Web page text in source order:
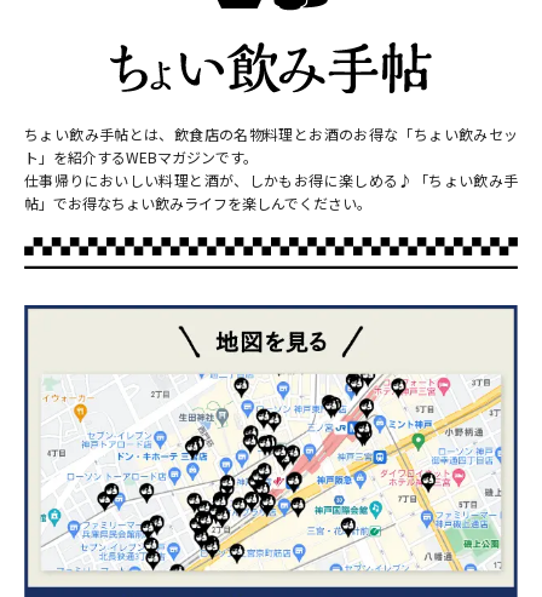
ちょい飲み手帖とは、飲食店の名物料理とお酒のお得な「ちょい飲みセッ
ト」を紹介するWEBマガジンです。
仕事帰りにおいしい料理と酒が、しかもお得に楽しめる♪「ちょい飲み手
帖」でお得なちょい飲みライフを楽しんでください。